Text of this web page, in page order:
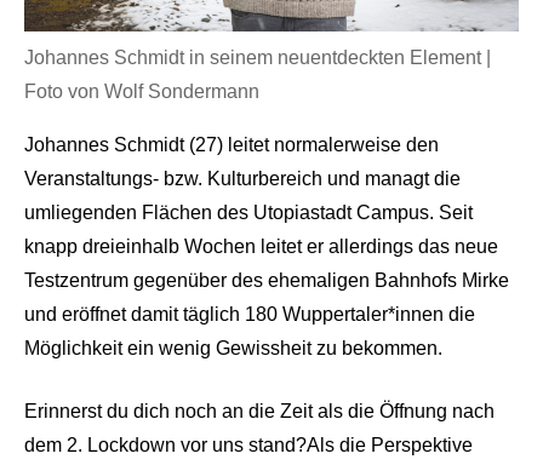
Johannes Schmidt in seinem neuentdeckten Element |
Foto von Wolf Sondermann
Johannes Schmidt (27) leitet normalerweise den
Veranstaltungs- bzw. Kulturbereich und managt die
umliegenden Flächen des Utopiastadt Campus. Seit
knapp dreieinhalb Wochen leitet er allerdings das neue
Testzentrum gegenüber des ehemaligen Bahnhofs Mirke
und eröffnet damit täglich 180 Wuppertaler*innen die
Möglichkeit ein wenig Gewissheit zu bekommen.
Erinnerst du dich noch an die Zeit als die Öffnung nach
dem 2. Lockdown vor uns stand?Als die Perspektive